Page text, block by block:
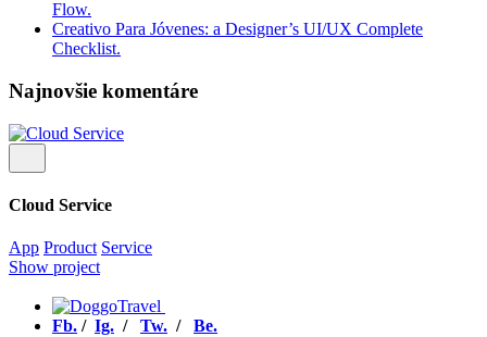
Flow.
Creativo Para Jóvenes: a Designer’s UI/UX Complete
Checklist.
Najnovšie komentáre
Cloud Service
App Product Service
Show project
Fb. / Ig. / Tw. / Be.